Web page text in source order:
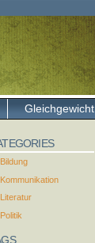
Gleichgewicht
Bildung
Kommunikation
Literatur
Politik